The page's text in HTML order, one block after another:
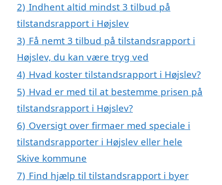
2) Indhent altid mindst 3 tilbud på
tilstandsrapport i Højslev
3) Få nemt 3 tilbud på tilstandsrapport i
Højslev, du kan være tryg ved
4) Hvad koster tilstandsrapport i Højslev?
5) Hvad er med til at bestemme prisen på
tilstandsrapport i Højslev?
6) Oversigt over firmaer med speciale i
tilstandsrapporter i Højslev eller hele
Skive kommune
7) Find hjælp til tilstandsrapport i byer